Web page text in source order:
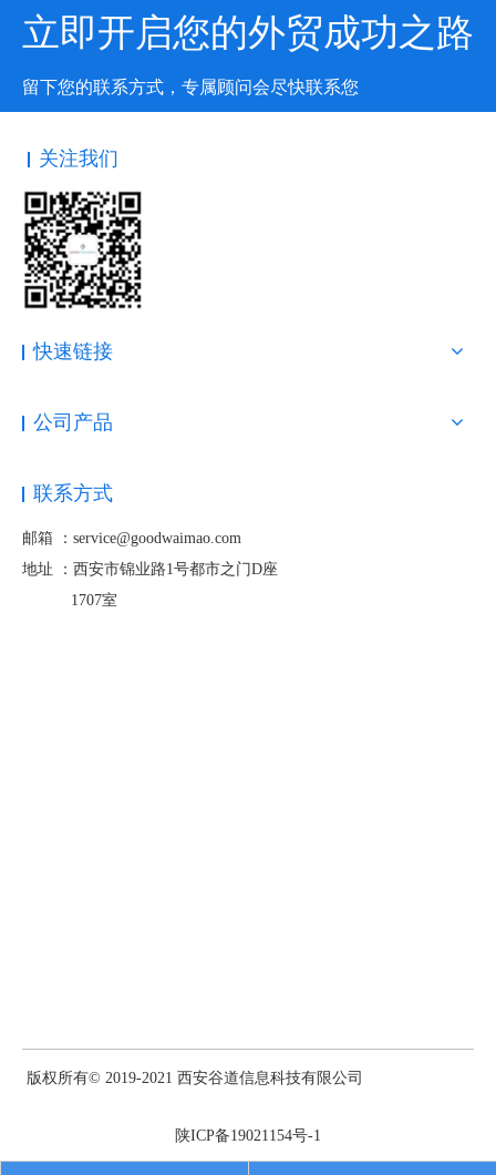
绝对应该将移动优化放在SEO列表的顶部。
移动优化的最佳实践是响应式设计。通过使当前内容响应不同的屏
式取决于网站的构建方式。
走得更远。考虑简单的网站结构，触摸互动，大胆的视觉效果，超
轻的页面以及消除所有干扰。一旦您确定自己的网站适合移动设备
使用，就可以使用Google的“移动设备适合性测试”或更全面的
WebSite Auditor对其进行测试。
9.快速页面
根据Google的说法，移动页面的平均加载时间为15秒，这与用户的
预期形成了鲜明的对比-53％的用户将离开移动页面，而该页面的
加载时间超过3秒。这就是为什么页面速度在过去两年中一直是移
动排名因素，并且在可预见的未来很可能会陪伴我们。
果您想要的话，您将拥有巨大的竞争优势。如果这样做的话，则有
还有一个使用
的时间内加载您的网页。现在，我知道AMP由于施加了严格的设计
活，甚至允许使用最高级的页面。我想说AMP对于那些宁愿使用标
准化解决方案而不是尝试手动调整其网站的用户来说，是一个不错
11.图像优化
级别的因素。压缩图像可使页面更浅，从而提高页面速度。用适当
立即开启您的外贸成功之路
留下您的联系方式，专属顾问会尽快联系您
关注我们
快速链接
公司产品
联系方式
邮箱 ：service@goodwaimao.com
地址 ： 西安市锦业路1号都市之门D座
1707室
版权所有© 2019-2021 西安谷道信息科技有限公司
陕ICP备19021154号-1